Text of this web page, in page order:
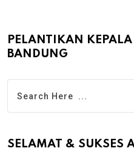
PELANTIKAN
BANDUNG
SELAMAT & SUKSES